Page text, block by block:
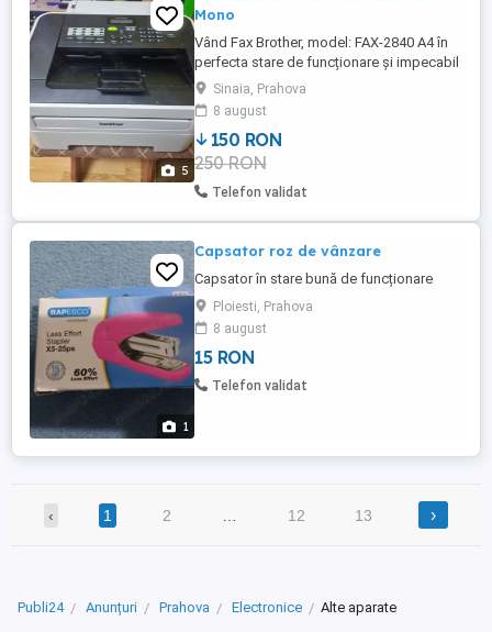
5
Mono
Vând Fax Brother, model: FAX-2840 A4 în
perfecta stare de funcționare și impecabil
din punct de vedere estetic dar fără
cartușul Laser. El vine insotit de cablul de
alimentare. Ofer și cer seriozitate. Pret
USOR negociabil. Transportul este
suportat de catre cumpărător sau cu
predare personala pe raza ...
Sinaia, Prahova
8 august
150 RON
250 RON
Telefon validat
1
Capsator roz de vânzare
Capsator în stare bună de funcționare
Ploiesti, Prahova
8 august
15 RON
Telefon validat
‹ 1 2 12 13 ›
Publi24 Anunțuri Prahova Electronice Alte aparate